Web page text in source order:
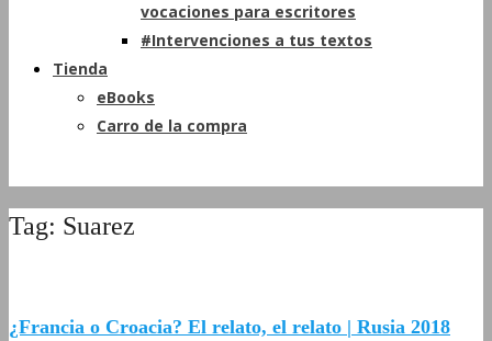
vocaciones para escritores
#Intervenciones a tus textos
Tienda
eBooks
Carro de la compra
Tag: Suarez
¿Francia o Croacia? El relato, el relato | Rusia 2018